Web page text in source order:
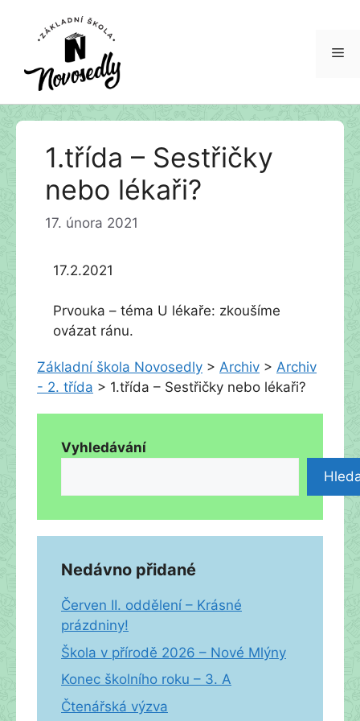
Přeskočit
1.třída – Sestřičky
nebo lékaři?
17. února 2021
17.2.2021
Prvouka – téma U lékaře: zkoušíme
ovázat ránu.
Základní škola Novosedly > Archiv > Archiv
- 2. třída > 1.třída – Sestřičky nebo lékaři?
Vyhledávání
Nedávno přidané
Červen II. oddělení – Krásné
prázdniny!
Škola v přírodě 2026 – Nové Mlýny
Konec školního roku – 3. A
Čtenářská výzva